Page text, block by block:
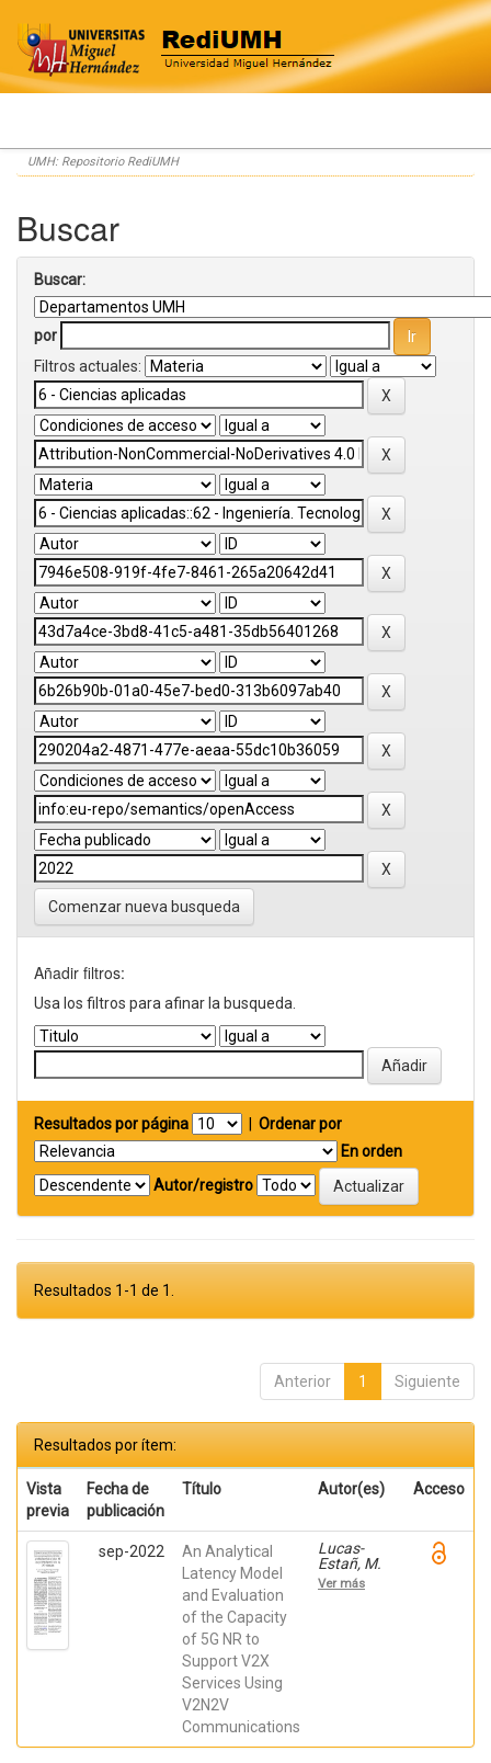
Skip
navigation
UMH: Repositorio RediUMH
Buscar
Buscar:
por
Filtros actuales:
Comenzar nueva busqueda
Añadir filtros:
Usa los filtros para afinar la busqueda.
Resultados por página
Ordenar por
En orden
Autor/registro
Resultados 1-1 de 1.
Anterior 1 Siguiente
Resultados por ítem:
Vista
previa
Fecha de
publicación
Título Autor(es) Acceso
sep-2022
An Analytical
Latency Model
and Evaluation
of the Capacity
of 5G NR to
Support V2X
Services Using
V2N2V
Communications
Lucas-
Estañ, M.
Carmen;
Coll-
Sergei;
Ver más